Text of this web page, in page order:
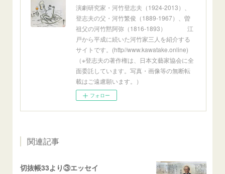
演劇研究家・河竹登志夫（1924-2013）、
登志夫の父・河竹繁俊（1889-1967）、曽
祖父の河竹黙阿弥（1816-1893） 江
戸から平成に続いた河竹家三人を紹介する
サイトです。(http//www.kawatake.online)
（※登志夫の著作権は、日本文藝家協会に全
面委託しています。写真・画像等の無断転
載はご遠慮願います。）
フォロー
関連記事
切抜帳33より③エッセイ